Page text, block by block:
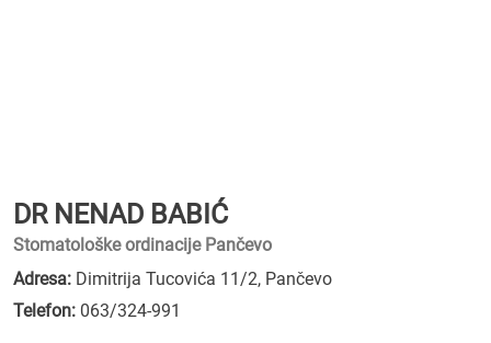
DR NENAD BABIĆ
Stomatološke ordinacije Pančevo
Adresa: Dimitrija Tucovića 11/2, Pančevo
Telefon: 063/324-991